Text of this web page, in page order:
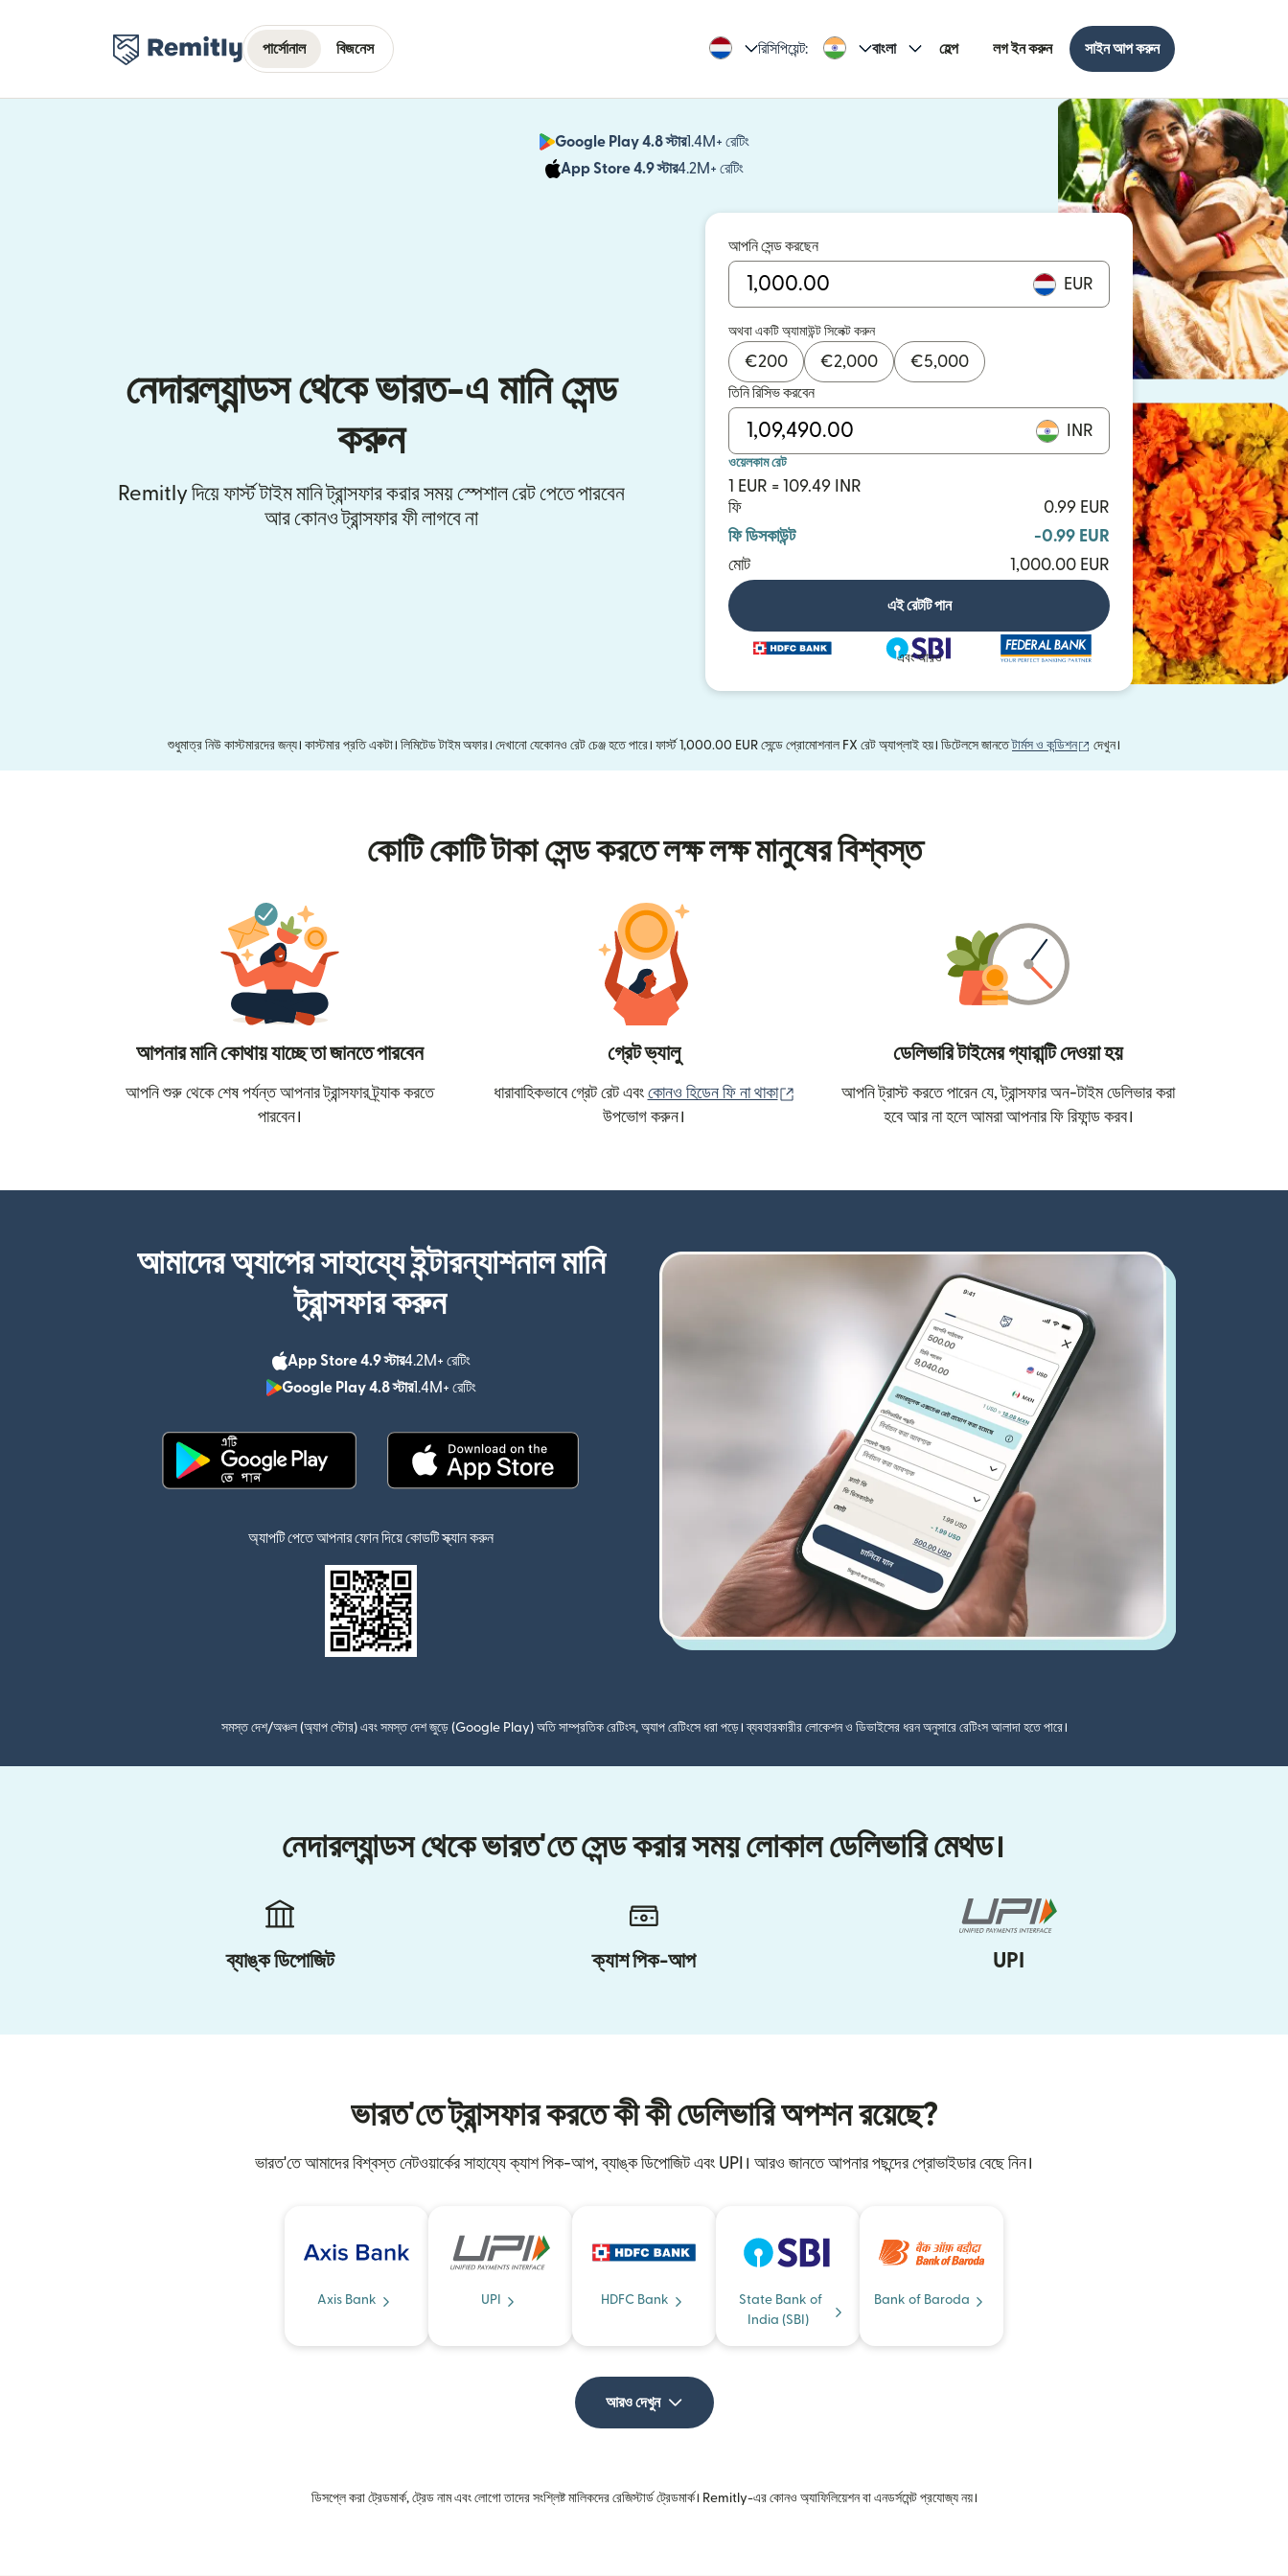
পার্সোনাল বিজনেস রিসিপিয়েন্ট: বাংলা হেল্প লগ ইন করুন সাইন আপ করুন
Google Play 4.8 স্টার1.4M+ রেটিং
App Store 4.9 স্টার4.2M+ রেটিং
নেদারল্যান্ডস থেকে ভারত-এ মানি সেন্ড
করুন
Remitly দিয়ে ফার্স্ট টাইম মানি ট্রান্সফার করার সময় স্পেশাল রেট পেতে পারবেন
আর কোনও ট্রান্সফার ফী লাগবে না
আপনি সেন্ড করছেন
EUR
অথবা একটি অ্যামাউন্ট সিলেক্ট করুন
€200 €2,000 €5,000
তিনি রিসিভ করবেন
INR
ওয়েলকাম রেট
1 EUR = 109.49 INR
ফি
0.99 EUR
ফি ডিসকাউন্ট
-0.99 EUR
মোট
1,000.00 EUR
এই রেটটি পান
এবং আরও
শুধুমাত্র নিউ কাস্টমারদের জন্য। কাস্টমার প্রতি একটা। লিমিটেড টাইম অফার। দেখানো যেকোনও রেট চেঞ্জ হতে পারে। ফার্স্ট 1,000.00 EUR সেন্ডে প্রোমোশনাল FX রেট অ্যাপ্লাই হয়। ডিটেলসে জানতেটার্মস ও কন্ডিশন (নতুন উইন্ডোতে খুলবে)
দেখুন।
কোটি কোটি টাকা সেন্ড করতে লক্ষ লক্ষ মানুষের বিশ্বস্ত
আপনার মানি কোথায় যাচ্ছে তা জানতে পারবেন
আপনি শুরু থেকে শেষ পর্যন্ত আপনার ট্রান্সফার ট্র্যাক করতে
পারবেন।
গ্রেট ভ্যালু
ধারাবাহিকভাবে গ্রেট রেট এবং কোনও হিডেন ফি না থাকা
(নতুন উইন্ডোতে খুলবে)
উপভোগ করুন।
ডেলিভারি টাইমের গ্যারান্টি দেওয়া হয়
আপনি ট্রাস্ট করতে পারেন যে, ট্রান্সফার অন-টাইম ডেলিভার করা
হবে আর না হলে আমরা আপনার ফি রিফান্ড করব।
আমাদের অ্যাপের সাহায্যে ইন্টারন্যাশনাল মানি
ট্রান্সফার করুন
App Store 4.9 স্টার4.2M+ রেটিং
Google Play 4.8 স্টার1.4M+ রেটিং
অ্যাপটি পেতে আপনার ফোন দিয়ে কোডটি স্ক্যান করুন
সমস্ত দেশ/অঞ্চল (অ্যাপ স্টোর) এবং সমস্ত দেশ জুড়ে (Google Play) অতি সাম্প্রতিক রেটিংস, অ্যাপ রেটিংসে ধরা পড়ে। ব্যবহারকারীর লোকেশন ও ডিভাইসের ধরন অনুসারে রেটিংস আলাদা হতে পারে।
নেদারল্যান্ডস থেকে ভারত'তে সেন্ড করার সময় লোকাল ডেলিভারি মেথড।
ব্যাঙ্ক ডিপোজিট ক্যাশ পিক-আপ UPI
ভারত'তে ট্রান্সফার করতে কী কী ডেলিভারি অপশন রয়েছে?
ভারত'তে আমাদের বিশ্বস্ত নেটওয়ার্কের সাহায্যে ক্যাশ পিক-আপ, ব্যাঙ্ক ডিপোজিট এবং UPI। আরও জানতে আপনার পছন্দের প্রোভাইডার বেছে নিন।
Axis Bank UPI HDFC Bank
State Bank of
India (SBI)
Bank of Baroda
আরও দেখুন
ডিসপ্লে করা ট্রেডমার্ক, ট্রেড নাম এবং লোগো তাদের সংশ্লিষ্ট মালিকদের রেজিস্টার্ড ট্রেডমার্ক। Remitly-এর কোনও অ্যাফিলিয়েশন বা এনডর্সমেন্ট প্রযোজ্য নয়।